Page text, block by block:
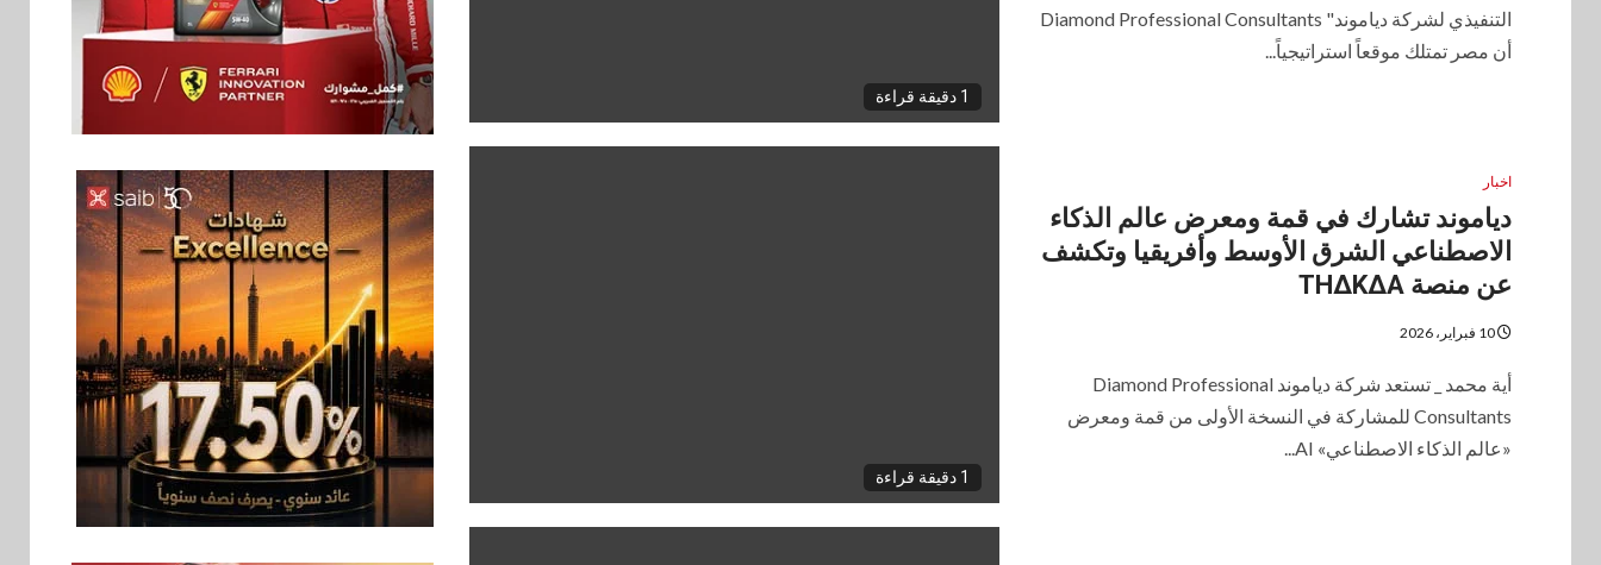
1 دقيقة قراءة
التنفيذي لشركة دياموند" Diamond Professional Consultants
أن مصر تمتلك موقعاً استراتيجياً...
1 دقيقة قراءة
اخبار
دياموند تشارك في قمة ومعرض عالم الذكاء
الاصطناعي الشرق الأوسط وأفريقيا وتكشف
عن منصة THΔKΔA
10 فبراير، 2026
أية محمد _ تستعد شركة دياموند Diamond Professional
Consultants للمشاركة في النسخة الأولى من قمة ومعرض
«عالم الذكاء الاصطناعي» AI...
6 سوق وصلة
هواوي: هاتف nova 15
Max بطارية ضخمة
وتصميم متين جهازًا
مثاليًا للشباب
7
اقتصاد
إي اف چي فاينانس
تستعرض خطط نمو
«بلد» لتعزيز حضورها
في سوق تحويلات
المصريين بالخارج